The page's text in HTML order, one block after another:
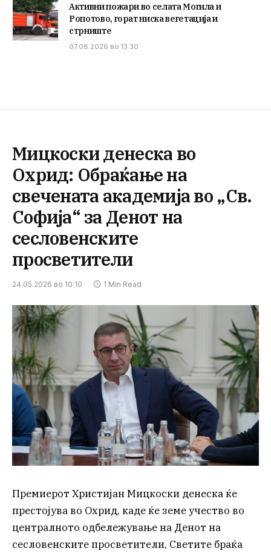
Активни пожари во селата Могила и
Ропотово, горат ниска вегетација и
стрниште
07.08.2026 во 13:30
Мицкоски денеска во
Охрид: Обраќање на
свечената академија во „Св.
Софија“ за Денот на
сесловенските
просветители
24.05.2026 во 10:10 1 Min Read
Премиерот Христијан Мицкоски денеска ќе
престојува во Охрид, каде ќе земе учество во
централното одбележување на Денот на
сесловенските просветители, Светите браќа